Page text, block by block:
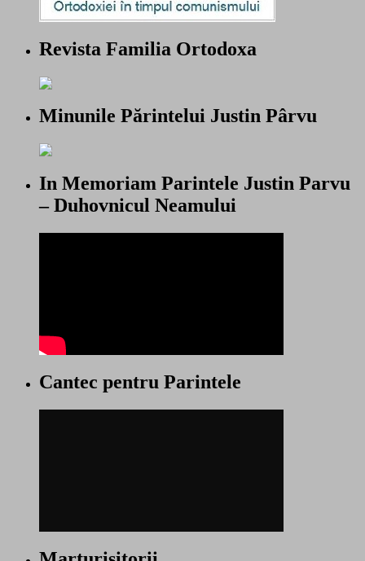
Revista Familia Ortodoxa
Minunile Părintelui Justin Pârvu
In Memoriam Parintele Justin Parvu
– Duhovnicul Neamului
Cantec pentru Parintele